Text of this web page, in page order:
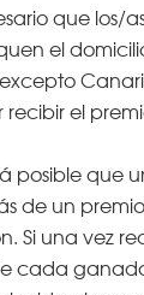
que los/
el
el
posible que
de un
Si una vez
cada